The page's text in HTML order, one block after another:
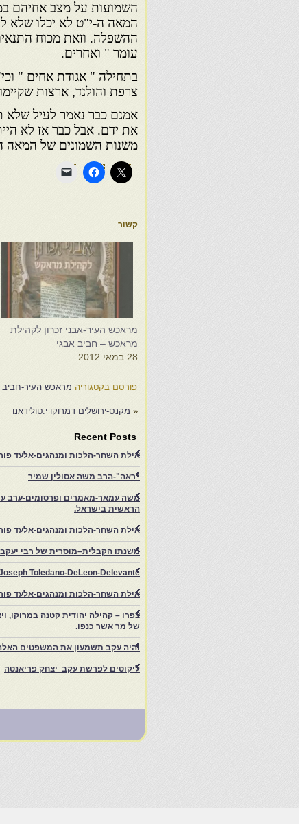
השמועות על מצב אחיהם
המאה ה-י"ט לא יכלו שלא
ההשפלה. וזאת מכוח
עומר " ואחרים.
בתחילה " אגודת אחים "
צרפת והולנד, ארצות
אמנם כבר נאמר לעיל שלא
את ידם. אבל כבר אז לא
משנות השמונים של המאה
קשור
מראכש העיר-אבני זכרון לקהילת
מראכש – חביב אבגי
28 במאי 2012
פורסם בקטגוריה מראכש העיר-חביב
« מקנס-ירושלים דמרוקו י.טולידאנו
Recent Posts
אילת השחר-הלכות ומנהגים-אלעד
"ראה"-הרב משה אסולין שמיר
משה עמאר-מאמרים ופרסומים-ערב
הראשית בישראל.
אילת השחר-הלכות ומנהגים-אלעד
משנתו הקבלית–מוסרית של רבי יעקב
Toledano-DeLeon-Delevante.
אילת השחר-הלכות ומנהגים-אלעד
של מר אשר כנפו.
והיה עקב תשמעון את המשפטים
ליקוטים לפרשת עקב יצחק פריאנטה